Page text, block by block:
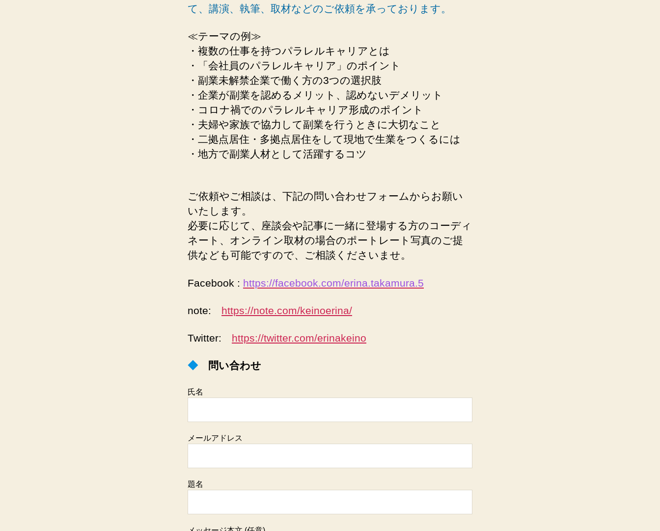
て、講演、執筆、取材などのご依頼を承っております。
≪テーマの例≫
・複数の仕事を持つパラレルキャリアとは
・「会社員のパラレルキャリア」のポイント
・副業未解禁企業で働く方の3つの選択肢
・企業が副業を認めるメリット、認めないデメリット
・コロナ禍でのパラレルキャリア形成のポイント
・夫婦や家族で協力して副業を行うときに大切なこと
・二拠点居住・多拠点居住をして現地で生業をつくるには
・地方で副業人材として活躍するコツ
ご依頼やご相談は、下記の問い合わせフォームからお願い
いたします。
必要に応じて、座談会や記事に一緒に登場する方のコーディ
ネート、オンライン取材の場合のポートレート写真のご提
供なども可能ですので、ご相談くださいませ。
Facebook : https://facebook.com/erina.takamura.5
note: https://note.com/keinoerina/
Twitter: https://twitter.com/erinakeino
◆ 問い合わせ
氏名
メールアドレス
題名